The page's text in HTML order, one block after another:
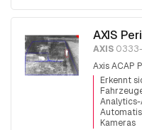
AXIS
AXIS
Axis ACAP
Erkennt
Analytics-
Kameras